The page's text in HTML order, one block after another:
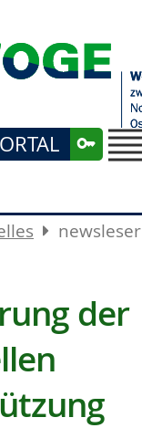
newsleser
der